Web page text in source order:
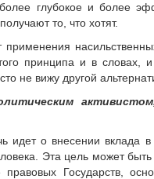
глубокое и более
то, что хотят.
применения
принципа и в
не вижу другой
о внесении вклада в
Эта цель может быть
Государств,